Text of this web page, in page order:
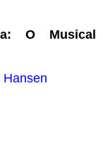
O Musical